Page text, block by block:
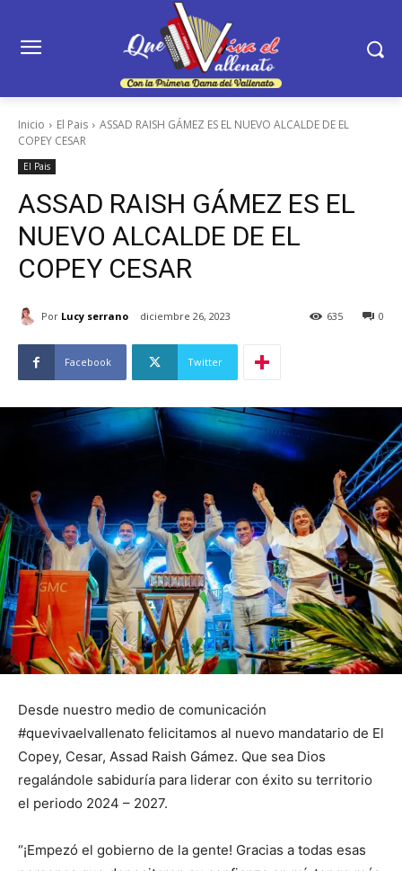
Inicio El Pais
ASSAD RAISH GÁMEZ ES EL NUEVO ALCALDE DE EL
COPEY CESAR
El Pais
ASSAD RAISH GÁMEZ ES EL
NUEVO ALCALDE DE EL
COPEY CESAR
Por Lucy serrano diciembre 26, 2023 0
635
Facebook Twitter
Desde nuestro medio de comunicación
#quevivaelvallenato felicitamos al nuevo mandatario de El
Copey, Cesar, Assad Raish Gámez. Que sea Dios
regalándole sabiduría para liderar con éxito su territorio
el periodo 2024 – 2027.
“¡Empezó el gobierno de la gente! Gracias a todas esas